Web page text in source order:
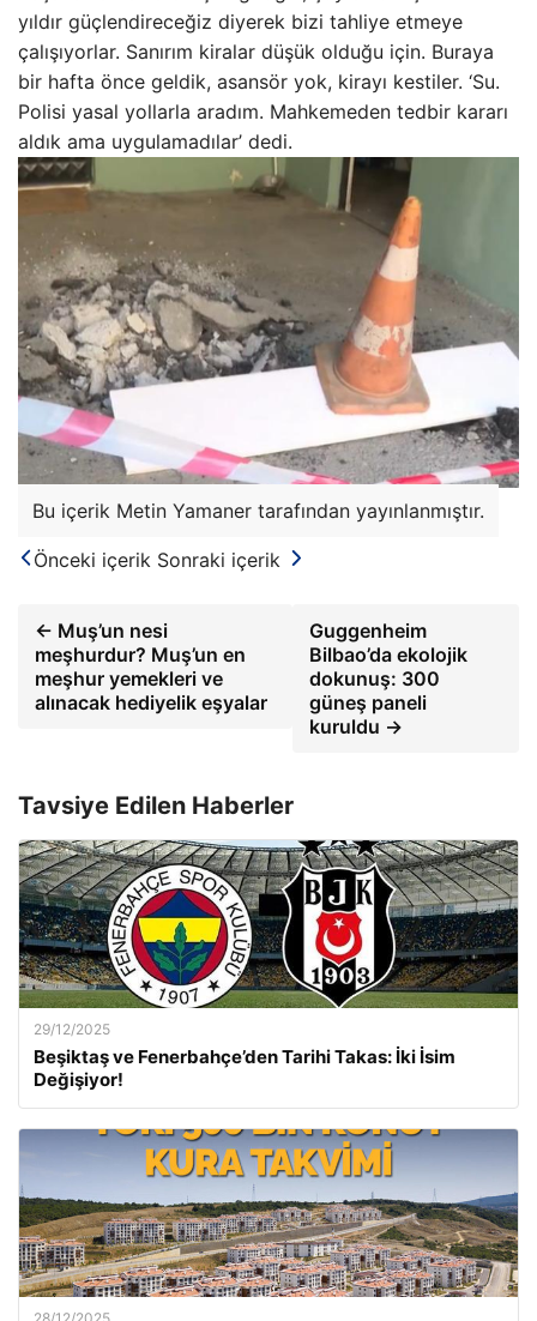
yıldır güçlendireceğiz diyerek bizi tahliye etmeye
çalışıyorlar. Sanırım kiralar düşük olduğu için. Buraya
bir hafta önce geldik, asansör yok, kirayı kestiler. ‘Su.
Polisi yasal yollarla aradım. Mahkemeden tedbir kararı
aldık ama uygulamadılar’ dedi.
Bu içerik Metin Yamaner tarafından yayınlanmıştır.
Önceki içerik Sonraki içerik
← Muş’un nesi
meşhurdur? Muş’un en
meşhur yemekleri ve
alınacak hediyelik eşyalar
Guggenheim
Bilbao’da ekolojik
dokunuş: 300
güneş paneli
kuruldu →
Tavsiye Edilen Haberler
29/12/2025
Beşiktaş ve Fenerbahçe’den Tarihi Takas: İki İsim
Değişiyor!